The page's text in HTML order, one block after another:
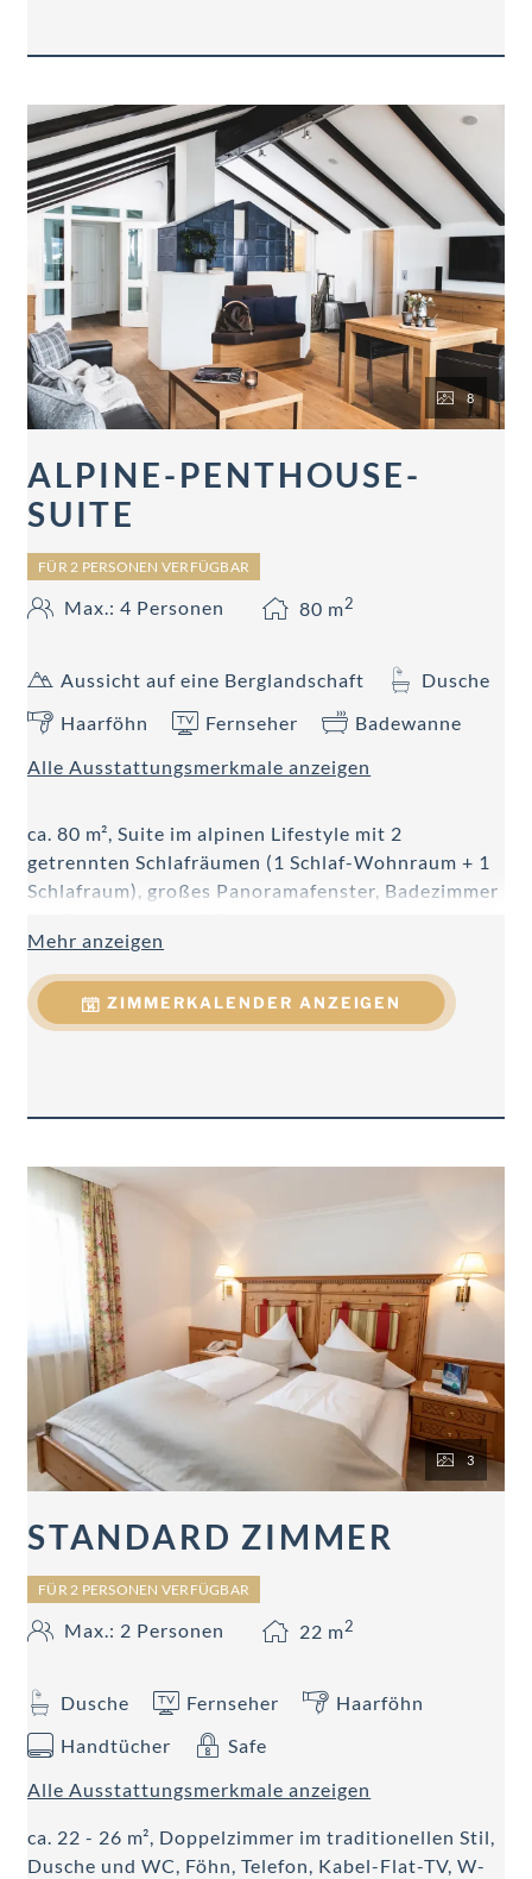
8
ALPINE-PENTHOUSE-
SUITE
FÜR 2 PERSONEN VERFÜGBAR
Max.: 4 Personen 80 m2
Aussicht auf eine Berglandschaft
Dusche
Haarföhn
Fernseher
Badewanne
Alle Ausstattungsmerkmale anzeigen
ca. 80 m², Suite im alpinen Lifestyle mit 2
getrennten Schlafräumen (1 Schlaf-Wohnraum + 1
Schlafraum), großes Panoramafenster, Badezimmer
Doppelwaschtisch, WC getrennt, Föhn,
Handtuchtrockner, Telefon, 2 Smart Flat-TV, DVD,
Dolby Surround System, W-LAN, Safe, Kachelofen,
Nespresso Kaffeemaschine, Teekocher, Mikrowelle
Mehr anzeigen
ZIMMERKALENDER ANZEIGEN
3
STANDARD ZIMMER
FÜR 2 PERSONEN VERFÜGBAR
Max.: 2 Personen 22 m2
Dusche Fernseher
Haarföhn
Handtücher
Safe
Alle Ausstattungsmerkmale anzeigen
ca. 22 - 26 m², Doppelzimmer im traditionellen Stil,
Dusche und WC, Föhn, Telefon, Kabel-Flat-TV, W-